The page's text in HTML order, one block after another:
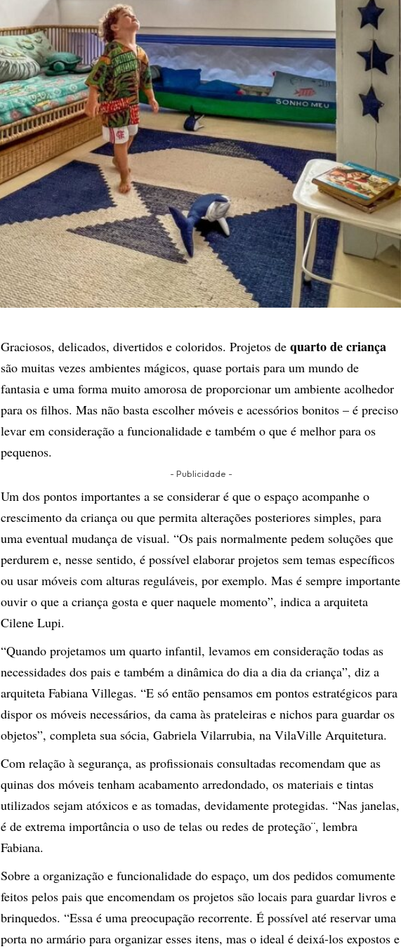
Graciosos, delicados, divertidos e coloridos. Projetos de quarto de criança
são muitas vezes ambientes mágicos, quase portais para um mundo de
fantasia e uma forma muito amorosa de proporcionar um ambiente acolhedor
para os filhos. Mas não basta escolher móveis e acessórios bonitos – é preciso
levar em consideração a funcionalidade e também o que é melhor para os
pequenos.
- Publicidade -
Um dos pontos importantes a se considerar é que o espaço acompanhe o
crescimento da criança ou que permita alterações posteriores simples, para
uma eventual mudança de visual. “Os pais normalmente pedem soluções que
perdurem e, nesse sentido, é possível elaborar projetos sem temas específicos
ou usar móveis com alturas reguláveis, por exemplo. Mas é sempre importante
ouvir o que a criança gosta e quer naquele momento”, indica a arquiteta
Cilene Lupi.
“Quando projetamos um quarto infantil, levamos em consideração todas as
necessidades dos pais e também a dinâmica do dia a dia da criança”, diz a
arquiteta Fabiana Villegas. “E só então pensamos em pontos estratégicos para
dispor os móveis necessários, da cama às prateleiras e nichos para guardar os
objetos”, completa sua sócia, Gabriela Vilarrubia, na VilaVille Arquitetura.
Com relação à segurança, as profissionais consultadas recomendam que as
quinas dos móveis tenham acabamento arredondado, os materiais e tintas
utilizados sejam atóxicos e as tomadas, devidamente protegidas. “Nas janelas,
é de extrema importância o uso de telas ou redes de proteção¨, lembra
Fabiana.
Sobre a organização e funcionalidade do espaço, um dos pedidos comumente
feitos pelos pais que encomendam os projetos são locais para guardar livros e
brinquedos. “Essa é uma preocupação recorrente. É possível até reservar uma
porta no armário para organizar esses itens, mas o ideal é deixá-los expostos e